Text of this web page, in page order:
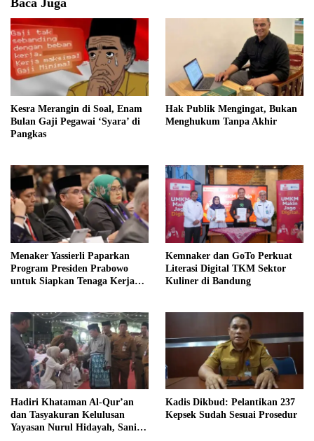
Kesra Merangin di Soal, Enam
Bulan Gaji Pegawai ‘Syara’ di
Pangkas
Hak Publik Mengingat, Bukan
Menghukum Tanpa Akhir
Menaker Yassierli Paparkan
Program Presiden Prabowo
untuk Siapkan Tenaga Kerja
Kemnaker dan GoTo Perkuat
Literasi Digital TKM Sektor
Kuliner di Bandung
Hadiri Khataman Al-Qur’an
dan Tasyakuran Kelulusan
Yayasan Nurul Hidayah, Sani
Kadis Dikbud: Pelantikan 237
Kepsek Sudah Sesuai Prosedur